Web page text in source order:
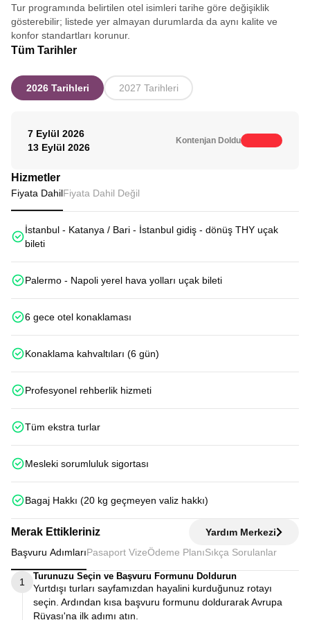
Tur programında belirtilen otel isimleri tarihe göre değişiklik
gösterebilir; listede yer almayan durumlarda da aynı kalite ve
konfor standartları korunur.
Tüm Tarihler
2026 Tarihleri 2027 Tarihleri
7 Eylül 2026
13 Eylül 2026
Kontenjan Doldu
Hizmetler
Fiyata DahilFiyata Dahil Değil
İstanbul - Katanya / Bari - İstanbul gidiş - dönüş THY uçak
bileti
Palermo - Napoli yerel hava yolları uçak bileti
6 gece otel konaklaması
Konaklama kahvaltıları (6 gün)
Profesyonel rehberlik hizmeti
Tüm ekstra turlar
Mesleki sorumluluk sigortası
Bagaj Hakkı (20 kg geçmeyen valiz hakkı)
Merak Ettikleriniz
Yardım Merkezi
Başvuru AdımlarıPasaport VizeÖdeme Planı Sıkça Sorulanlar
1
Turunuzu Seçin ve Başvuru Formunu Doldurun
Yurtdışı turları sayfamızdan hayalini kurduğunuz rotayı
seçin. Ardından kısa başvuru formunu doldurarak Avrupa
Rüyası'na ilk adımı atın.